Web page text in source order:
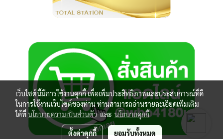
เว็บไซต์นี้มีการใช้งานคุกกี้ เพื่อเพิ่มประสิทธิภาพและประสบการณ์ที่ดี
ในการใช้งานเว็บไซต์ของท่าน ท่านสามารถอ่านรายละเอียดเพิ่มเติม
ได้ที่นโยบายความเป็นส่วนตัวและ นโยบายคุกกี้
ตั้งค่าคุกกี้ ยอมรับทั้งหมด